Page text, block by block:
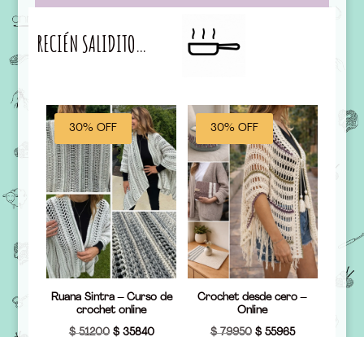
RECIÉN SALIDITO…
30% OFF
Ruana Sintra – Curso de
crochet online
$51200 El
$35840El
30% OFF
Crochet desde cero –
Online
$79950 El
$55965El